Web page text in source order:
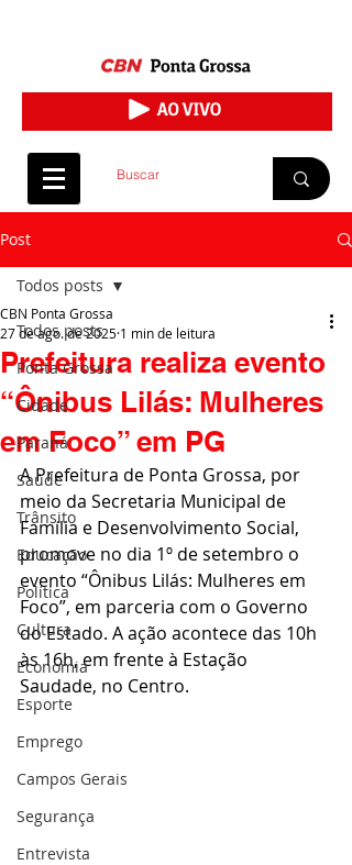
Post
Todos posts
Ponta Grossa
Cidade
Paraná
Saúde
Trânsito
Educação
Política
Cultura
Economia
Esporte
Emprego
Campos Gerais
Segurança
Entrevista
Todos posts
Prefeitura realiza evento
“Ônibus Lilás: Mulheres
em Foco” em PG
CBN Ponta Grossa
27 de ago. de 2025 1 min de leitura
A Prefeitura de Ponta Grossa, por
meio da Secretaria Municipal de
Família e Desenvolvimento Social,
promove no dia 1º de setembro o
evento “Ônibus Lilás: Mulheres em
Foco”, em parceria com o Governo
do Estado. A ação acontece das 10h
às 16h, em frente à Estação
Saudade, no Centro.